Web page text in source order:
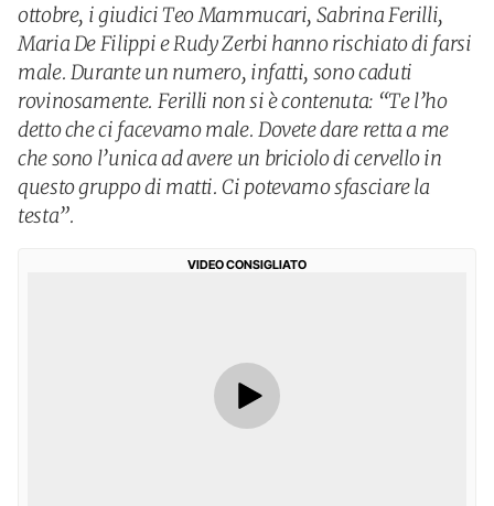
ottobre, i giudici Teo Mammucari, Sabrina Ferilli,
Maria De Filippi e Rudy Zerbi hanno rischiato di farsi
male. Durante un numero, infatti, sono caduti
rovinosamente. Ferilli non si è contenuta: “Te l’ho
detto che ci facevamo male. Dovete dare retta a me
che sono l’unica ad avere un briciolo di cervello in
questo gruppo di matti. Ci potevamo sfasciare la
testa”.
VIDEO CONSIGLIATO